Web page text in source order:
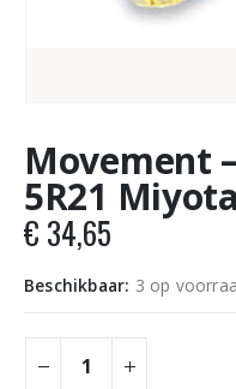
Movement
5R21 Miyota
€ 34,65
Beschikbaar: 3 op